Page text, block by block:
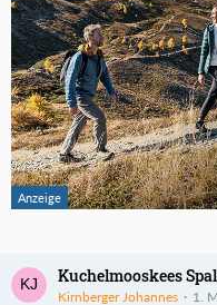
Kuchelmooskees
Kirnberger Johannes 1.